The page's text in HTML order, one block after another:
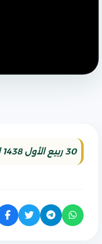
30 ربيع الأول 1438 المصادف 2016/12/30